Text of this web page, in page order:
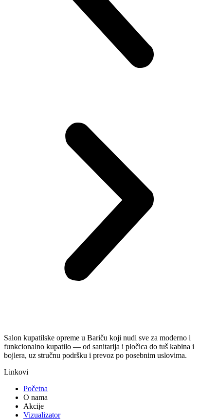
Salon kupatilske opreme u Bariču koji nudi sve za moderno i
funkcionalno kupatilo — od sanitarija i pločica do tuš kabina i
bojlera, uz stručnu podršku i prevoz po posebnim uslovima.
Linkovi
Početna
O nama
Akcije
Vizualizator